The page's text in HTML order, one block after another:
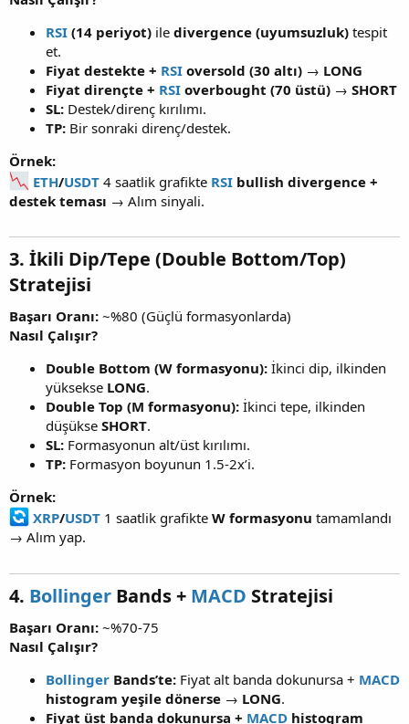
RSI (14 periyot) ile divergence (uyumsuzluk) tespit
et.
Fiyat destekte + RSI oversold (30 altı) → LONG
Fiyat dirençte + RSI overbought (70 üstü) → SHORT
SL: Destek/direnç kırılımı.
TP: Bir sonraki direnç/destek.
Örnek:
ETH/USDT 4 saatlik grafikte RSI bullish divergence +
destek teması → Alım sinyali.
3. İkili Dip/Tepe (Double Bottom/Top)
Stratejisi
Başarı Oranı: ~%80 (Güçlü formasyonlarda)
Nasıl Çalışır?
Double Bottom (W formasyonu): İkinci dip, ilkinden
yüksekse LONG.
Double Top (M formasyonu): İkinci tepe, ilkinden
düşükse SHORT.
SL: Formasyonun alt/üst kırılımı.
TP: Formasyon boyunun 1.5-2x’i.
Örnek:
XRP/USDT 1 saatlik grafikte W formasyonu tamamlandı
→ Alım yap.
4. Bollinger Bands + MACD Stratejisi
Başarı Oranı: ~%70-75
Nasıl Çalışır?
Bollinger Bands’te: Fiyat alt banda dokunursa + MACD
histogram yeşile dönerse → LONG.
Fiyat üst banda dokunursa + MACD histogram